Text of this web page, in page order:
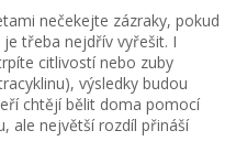
nečekejte zázraky, pokud
třeba nejdřív vyřešit. I
citlivostí nebo zuby
výsledky budou
chtějí bělit doma pomocí
ale největší rozdíl přináší